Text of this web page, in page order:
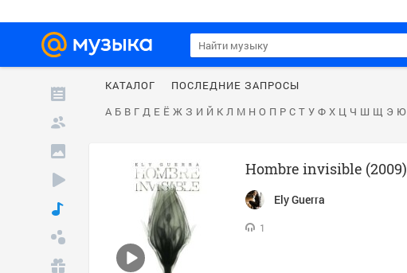
КАТАЛОГ
ПОСЛЕДНИЕ ЗАПРОСЫ
А Б В Г Д Е Ё Ж З И Й К Л М Н О П Р С Т У Ф Х Ц Ч Ш Щ Э Ю
Hombre invisible (2009)
Ely Guerra
1